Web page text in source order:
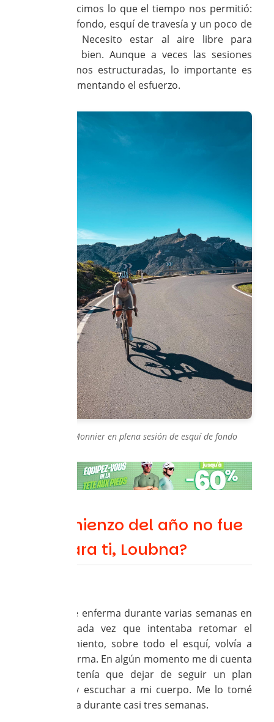
enero, hicimos lo que el tiempo nos permitió:
esquí de fondo, esquí de travesía y un poco de
ciclismo. Necesito estar al aire libre para
sentirme bien. Aunque a veces las sesiones
sean menos estructuradas, lo importante es
seguir aumentando el esfuerzo.
Nathalie Monnier en plena sesión de esquí de fondo
¿El comienzo del año no fue
fácil para ti, Loubna?
Sí, estuve enferma durante varias semanas en
enero. Cada vez que intentaba retomar el
entrenamiento, sobre todo el esquí, volvía a
caer enferma. En algún momento me di cuenta
de que tenía que dejar de seguir un plan
estricto y escuchar a mi cuerpo. Me lo tomé
con calma durante casi tres semanas.